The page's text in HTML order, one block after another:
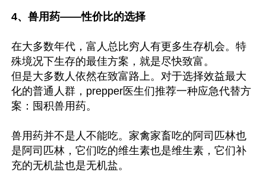
4、兽用药——性价比的选择
在大多数年代，富人总比穷人有更多生存机会。特
殊境况下生存的最佳方案，就是尽快致富。
但是大多数人依然在致富路上。对于选择效益最大
化的普通人群，prepper医生们推荐一种应急代替方
案：囤积兽用药。
兽用药并不是人不能吃。家禽家畜吃的阿司匹林也
是阿司匹林，它们吃的维生素也是维生素，它们补
充的无机盐也是无机盐。